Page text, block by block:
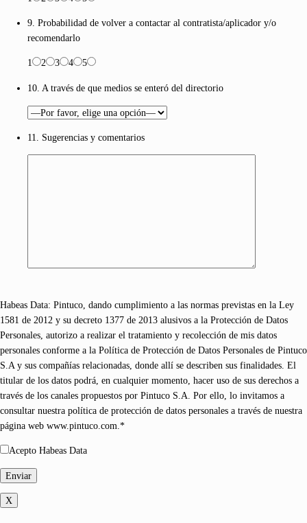
9. Probabilidad de volver a contactar al contratista/aplicador y/o
recomendarlo
1 2 3 4 5
10. A través de que medios se enteró del directorio
11. Sugerencias y comentarios
Habeas Data: Pintuco, dando cumplimiento a las normas previstas en la Ley
1581 de 2012 y su decreto 1377 de 2013 alusivos a la Protección de Datos
Personales, autorizo a realizar el tratamiento y recolección de mis datos
personales conforme a la Política de Protección de Datos Personales de Pintuco
S.A y sus compañías relacionadas, donde allí se describen sus finalidades. El
titular de los datos podrá, en cualquier momento, hacer uso de sus derechos a
través de los canales propuestos por Pintuco S.A. Por ello, lo invitamos a
consultar nuestra política de protección de datos personales a través de nuestra
página web www.pintuco.com.*
Acepto Habeas Data
X